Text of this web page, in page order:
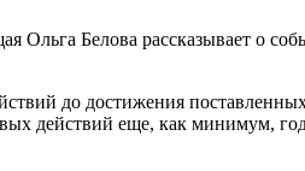
Ольга Белова рассказывает о
до достижения
действий еще, как минимум,